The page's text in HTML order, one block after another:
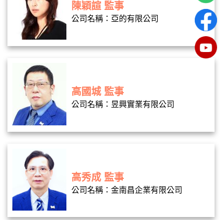
陳穎諠 監事
公司名稱：亞的有限公司
高國城 監事
公司名稱：昱興實業有限公司
高秀成 監事
公司名稱：金南昌企業有限公司